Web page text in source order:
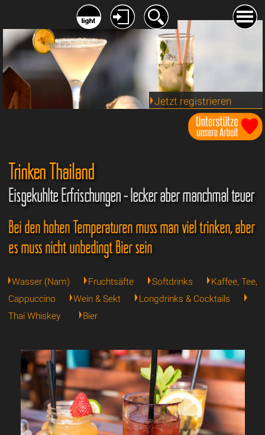
Jetzt registrieren
Trinken Thailand
Eisgekühlte Erfrischungen - lecker aber manchmal teuer
Bei den hohen Temperaturen muss man viel trinken, aber
es muss nicht unbedingt Bier sein
Wasser (Nam) Fruchtsäfte Softdrinks
Kaffee, Tee,
Cappuccino
Wein & Sekt
Longdrinks & Cocktails
Thai Whiskey
Bier